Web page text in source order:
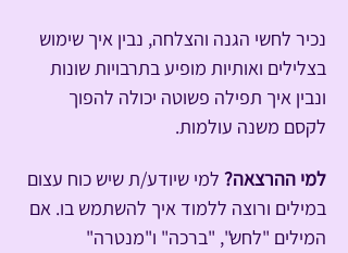
נכיר לחשי הגנה והצלחה, נבין איך שימוש
בצלילים ואותיות מופיע בתרבויות שונות
ונבין איך תפילה פשוטה יכולה להפוך
לקסם משנה עולמות.
למי ההרצאה? למי שיודע/ת שיש כוח עצום
במילים ורוצה ללמוד איך להשתמש בו. אם
המילים "לחש", "ברכה" ו"מנטרה"